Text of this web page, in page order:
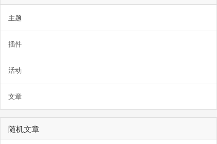
主题
插件
活动
文章
随机文章